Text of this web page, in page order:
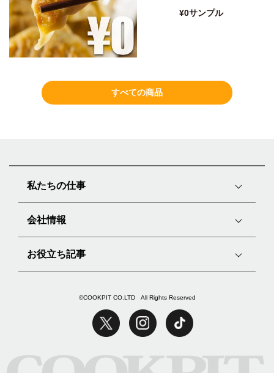
¥0サンプル
すべての商品
私たちの仕事
会社情報
お役立ち記事
©COOKPIT CO.LTD All Rights Reserved